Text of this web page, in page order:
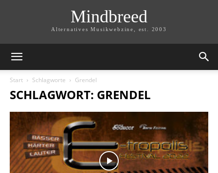
Mindbreed
Alternatives Musikwebzine, est. 2003
Start Schlagworte Grendel
SCHLAGWORT: GRENDEL